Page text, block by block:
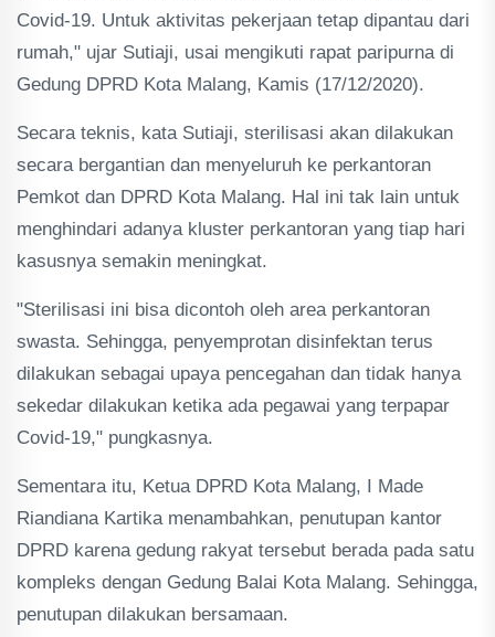
Covid-19. Untuk aktivitas pekerjaan tetap dipantau dari
rumah," ujar Sutiaji, usai mengikuti rapat paripurna di
Gedung DPRD Kota Malang, Kamis (17/12/2020).
Secara teknis, kata Sutiaji, sterilisasi akan dilakukan
secara bergantian dan menyeluruh ke perkantoran
Pemkot dan DPRD Kota Malang. Hal ini tak lain untuk
menghindari adanya kluster perkantoran yang tiap hari
kasusnya semakin meningkat.
"Sterilisasi ini bisa dicontoh oleh area perkantoran
swasta. Sehingga, penyemprotan disinfektan terus
dilakukan sebagai upaya pencegahan dan tidak hanya
sekedar dilakukan ketika ada pegawai yang terpapar
Covid-19," pungkasnya.
Sementara itu, Ketua DPRD Kota Malang, I Made
Riandiana Kartika menambahkan, penutupan kantor
DPRD karena gedung rakyat tersebut berada pada satu
kompleks dengan Gedung Balai Kota Malang. Sehingga,
penutupan dilakukan bersamaan.